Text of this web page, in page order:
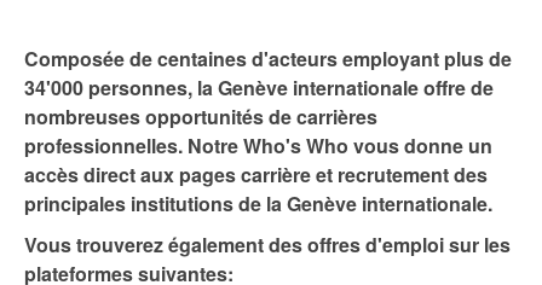
Composée de centaines d'acteurs employant plus de
34'000 personnes, la Genève internationale offre de
nombreuses opportunités de carrières
professionnelles. Notre Who's Who vous donne un
accès direct aux pages carrière et recrutement des
principales institutions de la Genève internationale.
Vous trouverez également des offres d'emploi sur les
plateformes suivantes: